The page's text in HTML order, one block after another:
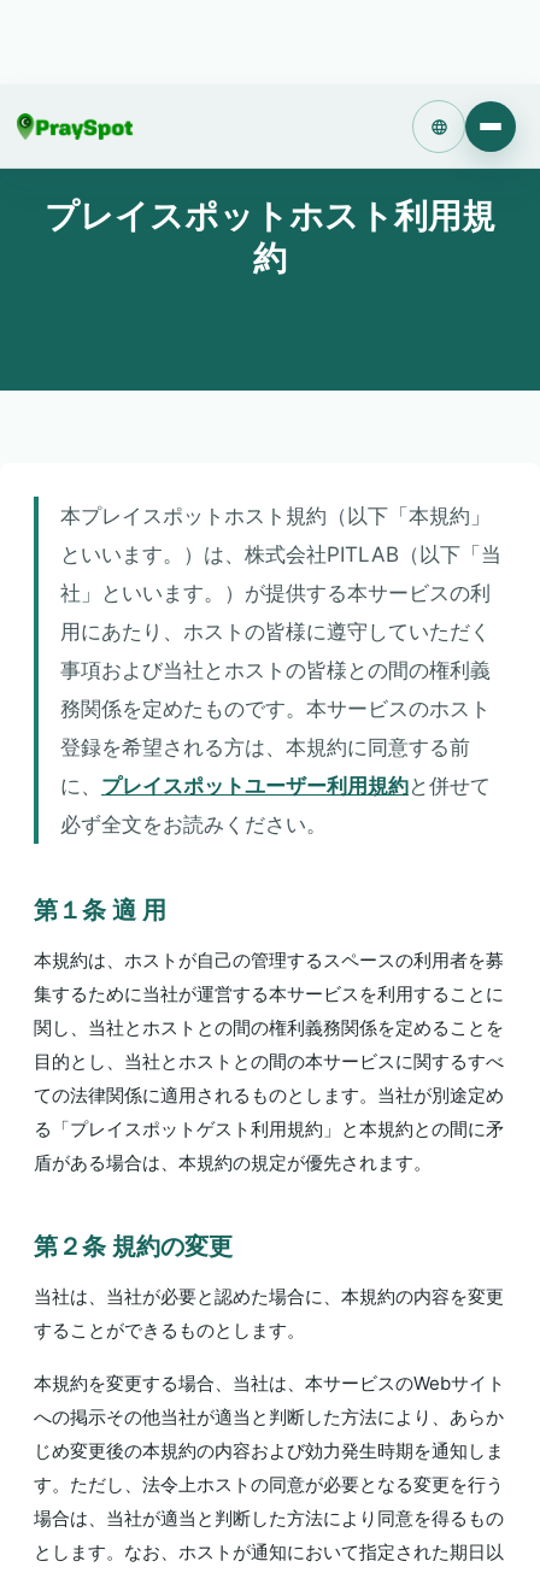
Language
プレイスポットホスト利用規
約
本プレイスポットホスト規約（以下「本規約」
といいます。）は、株式会社PITLAB（以下「当
社」といいます。）が提供する本サービスの利
用にあたり、ホストの皆様に遵守していただく
事項および当社とホストの皆様との間の権利義
務関係を定めたものです。本サービスのホスト
登録を希望される方は、本規約に同意する前
に、 プレイスポットユーザー利用規約と併せて
必ず全文をお読みください。
第１条 適 用
本規約は、ホストが自己の管理するスペースの利用者を募
集するために当社が運営する本サービスを利用することに
関し、当社とホストとの間の権利義務関係を定めることを
目的とし、当社とホストとの間の本サービスに関するすべ
ての法律関係に適用されるものとします。当社が別途定め
る「プレイスポットゲスト利用規約」と本規約との間に矛
盾がある場合は、本規約の規定が優先されます。
第２条 規約の変更
当社は、当社が必要と認めた場合に、本規約の内容を変更
することができるものとします。
本規約を変更する場合、当社は、本サービスのWebサイト
への掲示その他当社が適当と判断した方法により、あらか
じめ変更後の本規約の内容および効力発生時期を通知しま
す。ただし、法令上ホストの同意が必要となる変更を行う
場合は、当社が適当と判断した方法により同意を得るもの
とします。なお、ホストが通知において指定された期日以